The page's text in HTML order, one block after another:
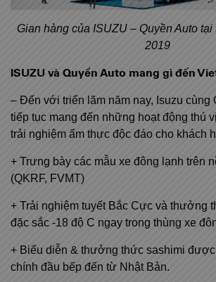
Gian hàng của ISUZU – Quyền Auto
2019
ISUZU và Quyền Auto mang gì đến
– Đến với triển lãm năm nay, Isuzu cùng
tiếp tục mang đến những hoạt động thú
trải nghiệm ẩm thực độc đáo cho khách
+ Trưng bày các mẫu xe đông lạnh trên
(QKRF, FVMT)
+ Trải nghiệm tuyết Bắc Cực và thưởng
đặc sắc -18 độ C ngay trong thùng xe
+ Biểu diễn & thưởng thức sashimi
chính đầu bếp đến từ Nhật Bản.